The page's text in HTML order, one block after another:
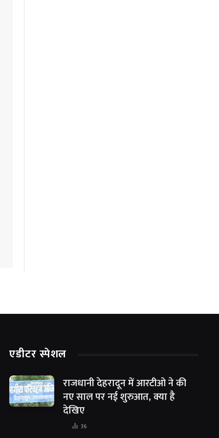
एडीटर स्पेशल
राजधानी देहरादून में आरटीओ ने की
नए साल पर नई शुरुआत, क्या है
देखिए
36